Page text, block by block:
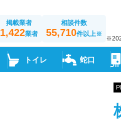
掲載業者
1,422業者
相談件数
55,710件以上※
トイレ 蛇口